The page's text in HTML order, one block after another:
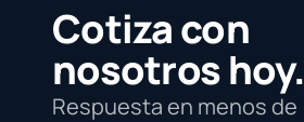
Cotiza con
nosotros hoy.
Respuesta en menos de